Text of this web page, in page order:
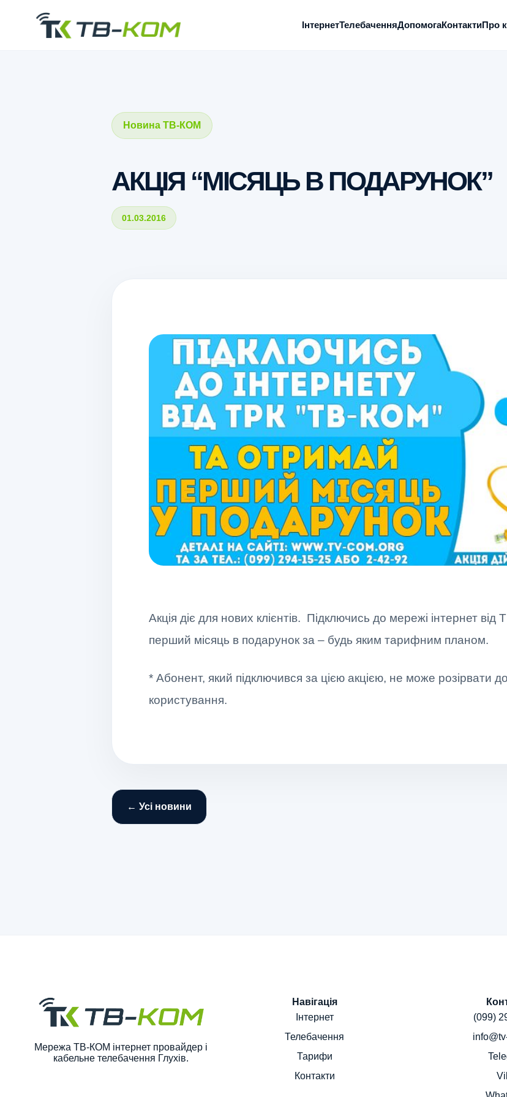
ІнтернетТелебаченняДопомогаКонтактиПро
Новина ТВ-КОМ
АКЦІЯ “МІСЯЦЬ В ПОДАРУНОК”
01.03.2016
Акція діє для нових клієнтів. Підключись до мережі інтернет
перший місяць в подарунок за – будь яким тарифним планом.
* Абонент, який підключився за цією акцією, не може розірвати
користування.
← Усі новини
Мережа ТВ-КОМ інтернет провайдер і
кабельне телебачення Глухів.
Навігація
Інтернет
Телебачення
Тарифи
Контакти
(099)